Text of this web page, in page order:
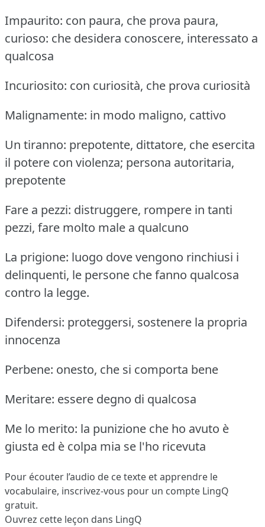
Impaurito: con paura, che prova paura,
curioso: che desidera conoscere, interessato a
qualcosa
Incuriosito: con curiosità, che prova curiosità
Malignamente: in modo maligno, cattivo
Un tiranno: prepotente, dittatore, che esercita
il potere con violenza; persona autoritaria,
prepotente
Fare a pezzi: distruggere, rompere in tanti
pezzi, fare molto male a qualcuno
La prigione: luogo dove vengono rinchiusi i
delinquenti, le persone che fanno qualcosa
contro la legge.
Difendersi: proteggersi, sostenere la propria
innocenza
Perbene: onesto, che si comporta bene
Meritare: essere degno di qualcosa
Me lo merito: la punizione che ho avuto è
giusta ed è colpa mia se l'ho ricevuta
Pour écouter l’audio de ce texte et apprendre le
vocabulaire, inscrivez-vous pour un compte LingQ
gratuit.
Ouvrez cette leçon dans LingQ